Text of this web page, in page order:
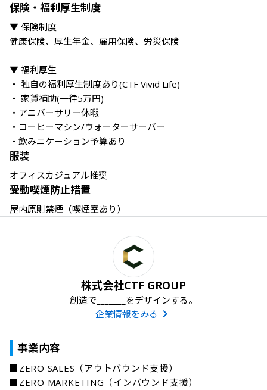
保険・福利厚生制度
▼ 保険制度
健康保険、厚生年金、雇用保険、労災保険
▼ 福利厚生
・ 独自の福利厚生制度あり(CTF Vivid Life)
・ 家賃補助(一律5万円)
・アニバーサリー休暇
・コーヒーマシン/ウォーターサーバー
・飲みニケーション予算あり
服装
オフィスカジュアル推奨
受動喫煙防止措置
屋内原則禁煙（喫煙室あり）
株式会社CTF GROUP
創造で_______をデザインする。
企業情報をみる
事業内容
■ZERO SALES（アウトバウンド支援）
■ZERO MARKETING（インバウンド支援）